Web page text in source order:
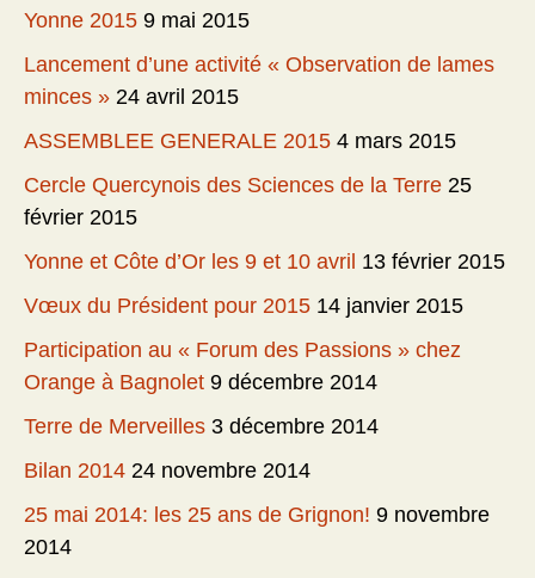
Yonne 2015 9 mai 2015
Lancement d’une activité « Observation de lames
minces » 24 avril 2015
ASSEMBLEE GENERALE 2015 4 mars 2015
Cercle Quercynois des Sciences de la Terre 25
février 2015
Yonne et Côte d’Or les 9 et 10 avril 13 février 2015
Vœux du Président pour 2015 14 janvier 2015
Participation au « Forum des Passions » chez
Orange à Bagnolet 9 décembre 2014
Terre de Merveilles 3 décembre 2014
Bilan 2014 24 novembre 2014
25 mai 2014: les 25 ans de Grignon! 9 novembre
2014